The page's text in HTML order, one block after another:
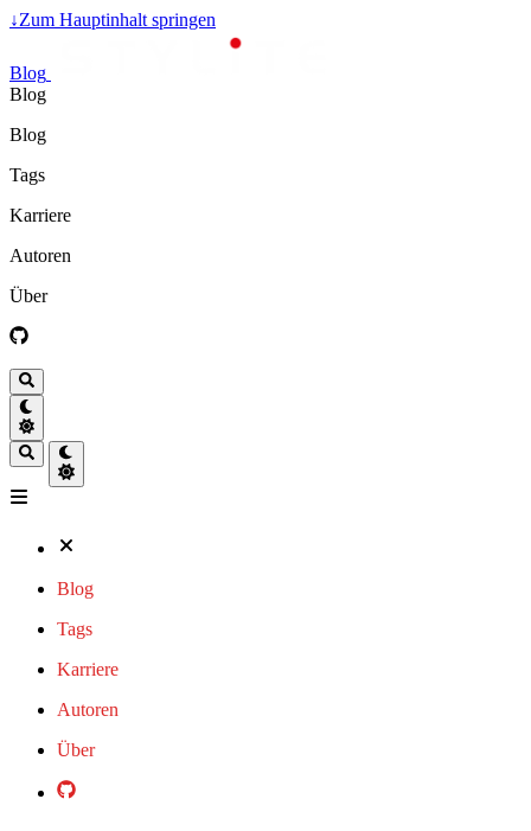
↓Zum Hauptinhalt springen
Blog
Blog
Blog
Tags
Karriere
Autoren
Über
Blog
Tags
Karriere
Autoren
Über